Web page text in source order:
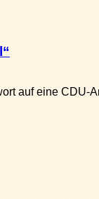
auf eine CDU-